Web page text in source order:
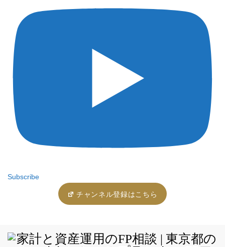
Subscribe
チャンネル登録はこちら